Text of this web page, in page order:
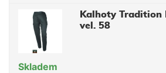
Kalhoty Tradition
vel. 58
Skladem